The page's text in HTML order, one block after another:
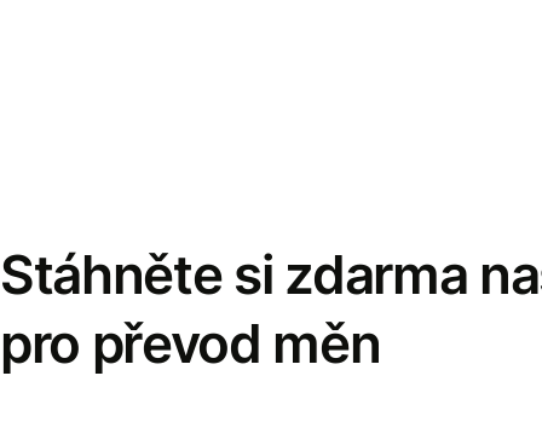
Stáhněte si zdarma
pro převod měn